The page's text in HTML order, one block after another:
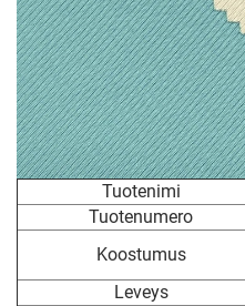
Tuotenimi
Tuotenumero
Koostumus
Leveys